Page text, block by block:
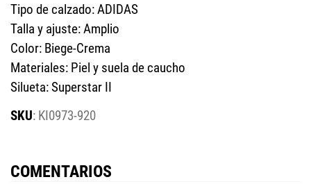
Tipo de calzado: ADIDAS
Talla y ajuste: Amplio
Color: Biege-Crema
Materiales: Piel y suela de caucho
Silueta: Superstar II
: KI0973-920
COMENTARIOS